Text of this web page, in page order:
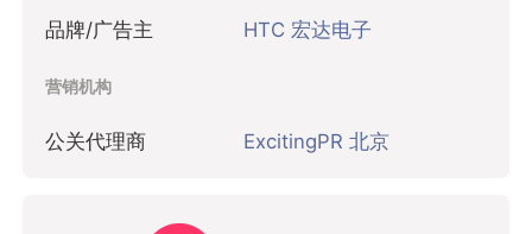
品牌/广告主 HTC 宏达电子
营销机构
公关代理商 ExcitingPR 北京